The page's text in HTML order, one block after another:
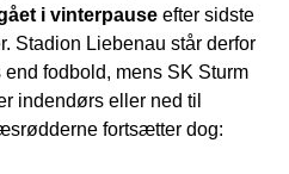
i vinterpause efter sidste
Stadion Liebenau står derfor
fodbold, mens SK Sturm
indendørs eller ned til
fortsætter dog: